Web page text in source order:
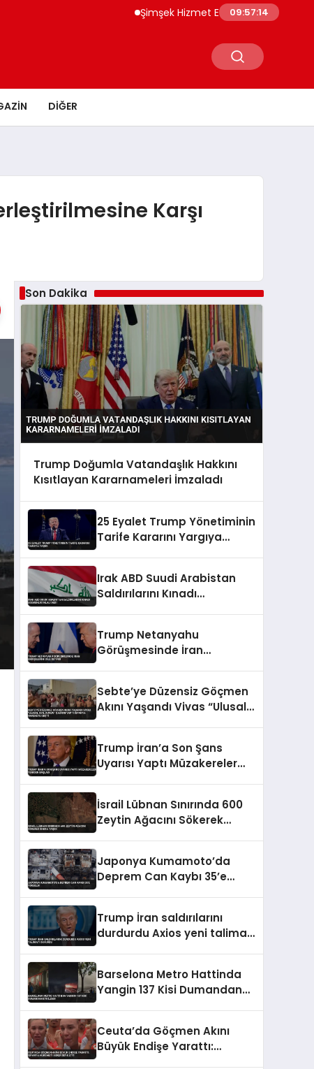
Şimşek Hizmet Enflasyonunda Katılık
09:57:15
DIĞER
Karşı
Son Dakika
Trump Doğumla Vatandaşlık Hakkını
Kısıtlayan Kararnameleri İmzaladı
25 Eyalet Trump Yönetiminin
Tarife Kararını Yargıya
Irak ABD Suudi Arabistan
Saldırılarını Kınadı
Trump Netanyahu
Görüşmesinde İran
Sebte’ye Düzensiz Göçmen
Akını Yaşandı Vivas “Ulusal
Trump İran’a Son Şans
Uyarısı Yaptı Müzakereler
İsrail Lübnan Sınırında 600
Zeytin Ağacını Sökerek
Japonya Kumamoto’da
Deprem Can Kaybı 35’e
Trump İran saldırılarını
durdurdu Axios yeni talimatı
Barselona Metro Hattinda
Yangin 137 Kisi Dumandan
Ceuta’da Göçmen Akını
Büyük Endişe Yarattı: